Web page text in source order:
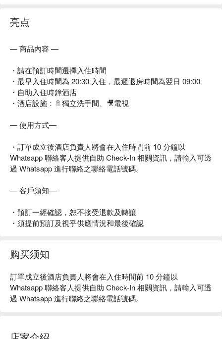
亮点
— 商品內容 —
・請在預訂時間選擇入住時間
・最早入住時間為 20:30 入住，最遲退房時間為翌日 09:00
・自助入住時鐘酒店
・酒店設施：🚿獨立洗手間、🎥電視
— 使用方式—
・訂單成立後酒店負責人將會在入住時間前 10 分鐘以
Whatsapp 聯絡客人提供自助 Check-In 相關資訊，請輸入可透
過 Whatsapp 進行聯絡之聯絡電話號碼。
— 客戶須知—
・預訂一經確認，恕不接受退款及轉讓
・須提前預訂及視乎供應情況和最後確認
购买须知
訂單成立後酒店負責人將會在入住時間前 10 分鐘以
Whatsapp 聯絡客人提供自助 Check-In 相關資訊，請輸入可透
過 Whatsapp 進行聯絡之聯絡電話號碼。